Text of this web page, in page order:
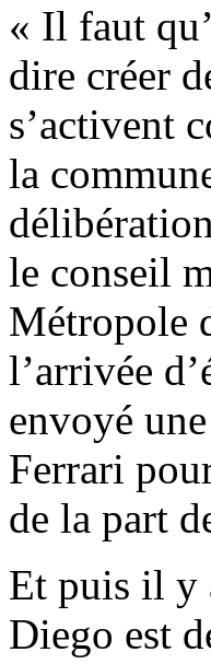
« Il faut
dire créer
s’activent
la
le conseil
Métropole
l’arrivée
envoyé
Ferrari
de la part
Et puis il y
Diego est